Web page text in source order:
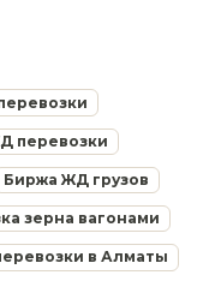
перевозки
Биржа ЖД грузов
зерна вагонами
в Алматы